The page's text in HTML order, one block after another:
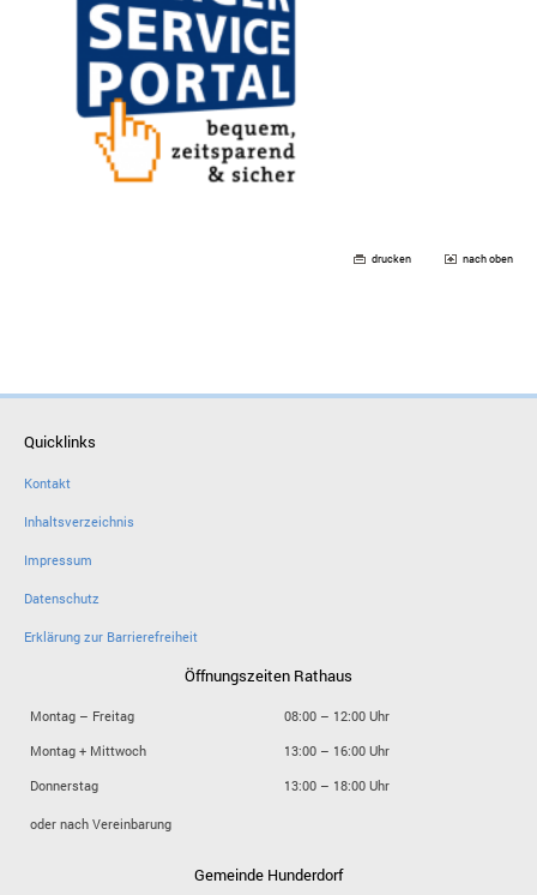
drucken nach oben
Quicklinks
Kontakt
Inhaltsverzeichnis
Impressum
Datenschutz
Erklärung zur Barrierefreiheit
Öffnungszeiten Rathaus
Montag – Freitag
08:00 – 12:00 Uhr
Montag + Mittwoch
13:00 – 16:00 Uhr
Donnerstag
13:00 – 18:00 Uhr
oder nach Vereinbarung
Gemeinde Hunderdorf